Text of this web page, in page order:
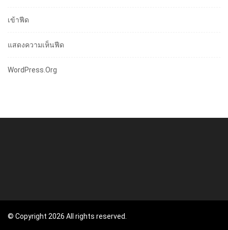
เข้าฟีด
แสดงความเห็นฟีด
WordPress.org
© Copyright 2026 All rights reserved.